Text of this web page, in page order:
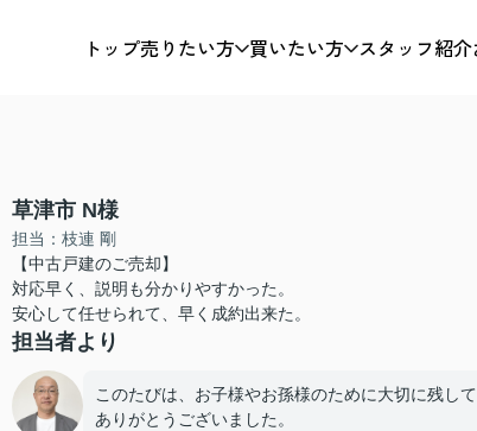
トップ売りたい方 買いたい方 スタッフ紹介
草津市 N様
担当：枝連 剛
【中古戸建のご売却】
対応早く、説明も分かりやすかった。
安心して任せられて、早く成約出来た。
担当者より
このたびは、お子様やお孫様のために大切に残し
ありがとうございました。